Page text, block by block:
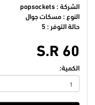
الشركة :popsockets
النوع : مسكات جوال
حالة التوفر : 5
S.R 60
الكمية: